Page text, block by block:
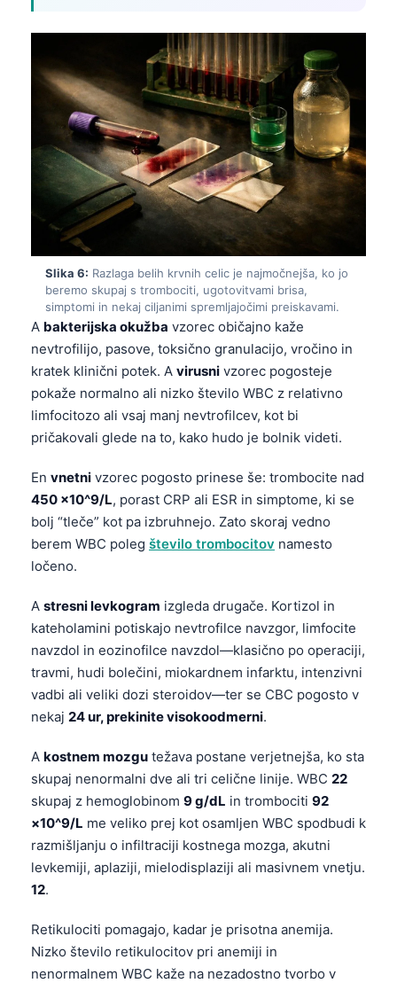
Slika 6: Razlaga belih krvnih celic je najmočnejša, ko jo
beremo skupaj s trombociti, ugotovitvami brisa,
simptomi in nekaj ciljanimi spremljajočimi preiskavami.
A bakterijska okužba vzorec običajno kaže
nevtrofilijo, pasove, toksično granulacijo, vročino in
kratek klinični potek. A virusni vzorec pogosteje
pokaže normalno ali nizko število WBC z relativno
limfocitozo ali vsaj manj nevtrofilcev, kot bi
pričakovali glede na to, kako hudo je bolnik videti.
En vnetni vzorec pogosto prinese še: trombocite nad
450 ×10^9/L, porast CRP ali ESR in simptome, ki se
bolj “tleče” kot pa izbruhnejo. Zato skoraj vedno
berem WBC poleg število trombocitov namesto
ločeno.
A stresni levkogram izgleda drugače. Kortizol in
kateholamini potiskajo nevtrofilce navzgor, limfocite
navzdol in eozinofilce navzdol—klasično po operaciji,
travmi, hudi bolečini, miokardnem infarktu, intenzivni
vadbi ali veliki dozi steroidov—ter se CBC pogosto v
nekaj 24 ur, prekinite visokoodmerni.
A kostnem mozgu težava postane verjetnejša, ko sta
skupaj nenormalni dve ali tri celične linije. WBC 22
skupaj z hemoglobinom 9 g/dL in trombociti 92
×10^9/L me veliko prej kot osamljen WBC spodbudi k
razmišljanju o infiltraciji kostnega mozga, akutni
levkemiji, aplaziji, mielodisplaziji ali masivnem vnetju.
12.
Retikulociti pomagajo, kadar je prisotna anemija.
Nizko število retikulocitov pri anemiji in
nenormalnem WBC kaže na nezadostno tvorbo v
Svenska
Bosanski
Eesti
日本語
Čeština
Русский
Polski
한국어
Magyar
Shqip
मराठी
తెలుగు
தமிழ்
ગુજરાતી
ಕನ್ನಡ
മലയാളം
Bahasa Melayu
Tiếng Việt
Tagalog
ဗမာစာ
ភាសាខ្មែរ
Kiswahili
አማርኛ
Українська
O‘zbekcha
Қазақ тілі